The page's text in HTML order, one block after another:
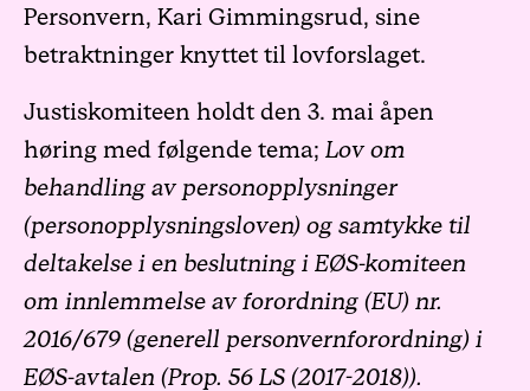
Personvern, Kari Gimmingsrud, sine
betraktninger knyttet til lovforslaget.
Justiskomiteen holdt den 3. mai åpen
høring med følgende tema; Lov om
behandling av personopplysninger
(personopplysningsloven) og samtykke til
deltakelse i en beslutning i EØS-komiteen
om innlemmelse av forordning (EU) nr.
2016/679 (generell personvernforordning) i
EØS-avtalen (Prop. 56 LS (2017-2018)).